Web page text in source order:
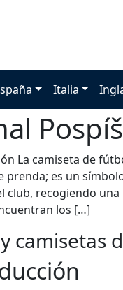
Italia
La camiseta de
prenda; es un
club, recogiendo
los […]
camisetas